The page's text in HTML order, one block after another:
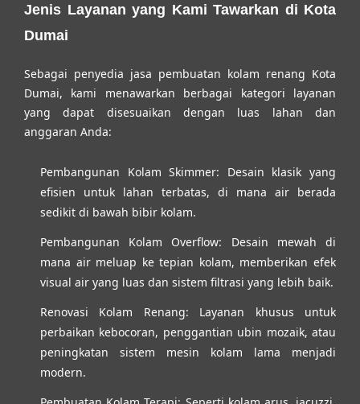
Jenis Layanan yang Kami Tawarkan di Kota
Dumai
Sebagai penyedia jasa pembuatan kolam renang Kota
Dumai, kami menawarkan berbagai kategori layanan
yang dapat disesuaikan dengan luas lahan dan
anggaran Anda:
Pembangunan Kolam Skimmer: Desain klasik yang
efisien untuk lahan terbatas, di mana air berada
sedikit di bawah bibir kolam.
Pembangunan Kolam Overflow: Desain mewah di
mana air meluap ke tepian kolam, memberikan efek
visual air yang luas dan sistem filtrasi yang lebih baik.
Renovasi Kolam Renang: Layanan khusus untuk
perbaikan kebocoran, penggantian ubin mozaik, atau
peningkatan sistem mesin kolam lama menjadi
modern.